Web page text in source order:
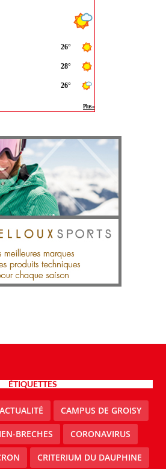
ÉTIQUETTES
ACTUALITÉ CAMPUS DE GROISY
BRECHES CORONAVIRUS
CRITERIUM DU DAUPHINE